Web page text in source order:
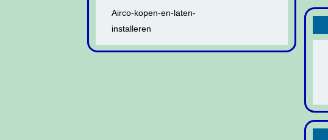
Airco-kopen-en-laten-
installeren